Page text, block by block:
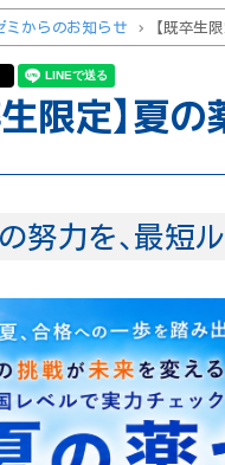
ミからのお知らせ > 【既卒生
生限定】夏
努力を、最短ル